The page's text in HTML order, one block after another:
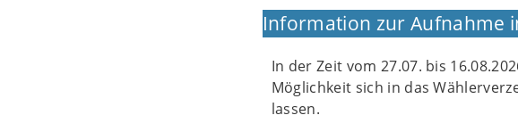
Information zur Aufnahme
In der Zeit vom 27.07. bis
Möglichkeit sich in das
lassen.